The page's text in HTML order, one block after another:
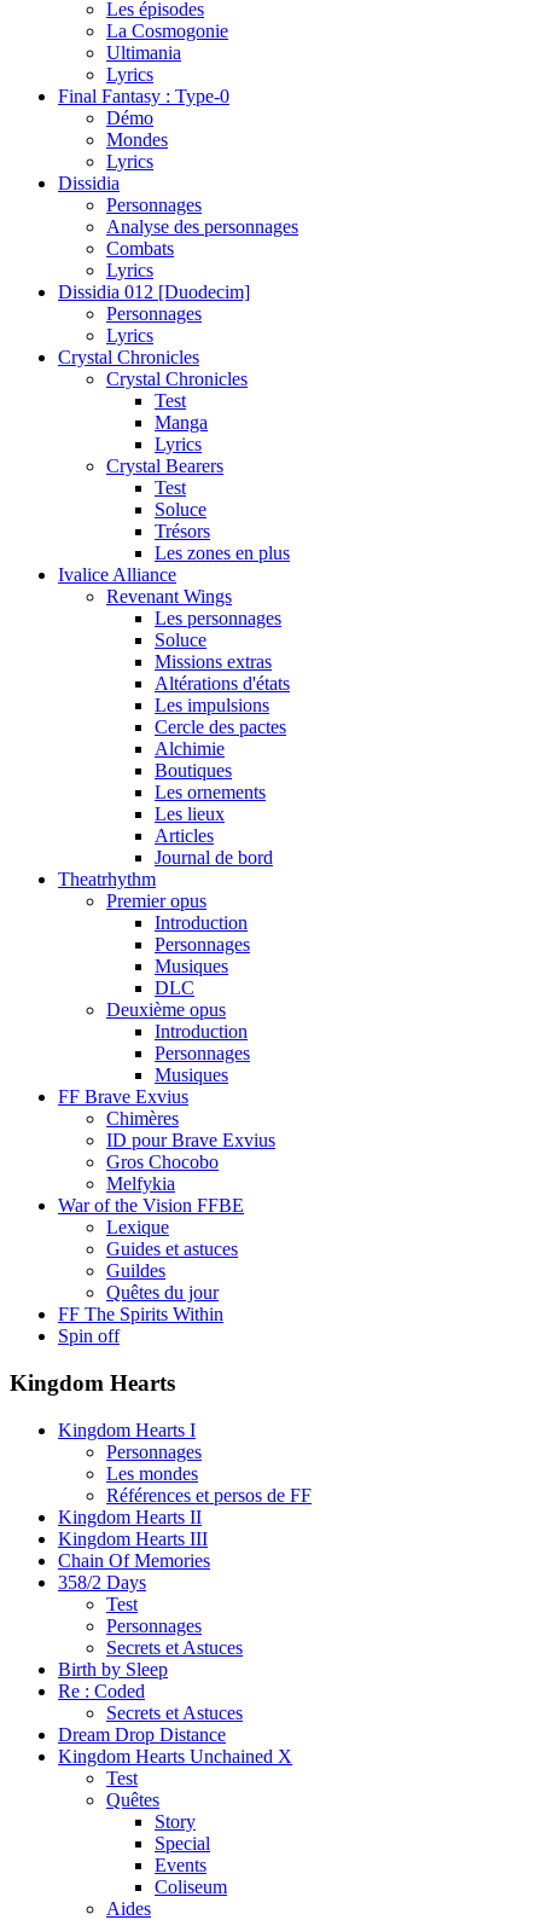
Les épisodes
La Cosmogonie
Ultimania
Lyrics
Final Fantasy : Type-0
Démo
Mondes
Lyrics
Dissidia
Personnages
Analyse des personnages
Combats
Lyrics
Dissidia 012 [Duodecim]
Personnages
Lyrics
Crystal Chronicles
Crystal Chronicles
Test
Manga
Lyrics
Crystal Bearers
Test
Soluce
Trésors
Les zones en plus
Ivalice Alliance
Revenant Wings
Les personnages
Soluce
Missions extras
Altérations d'états
Les impulsions
Cercle des pactes
Alchimie
Boutiques
Les ornements
Les lieux
Articles
Journal de bord
Theatrhythm
Premier opus
Introduction
Personnages
Musiques
DLC
Deuxième opus
Introduction
Personnages
Musiques
FF Brave Exvius
Chimères
ID pour Brave Exvius
Gros Chocobo
Melfykia
War of the Vision FFBE
Lexique
Guides et astuces
Guildes
Quêtes du jour
FF The Spirits Within
Spin off
Kingdom Hearts
Kingdom Hearts I
Personnages
Les mondes
Références et persos de FF
Kingdom Hearts II
Kingdom Hearts III
Chain Of Memories
358/2 Days
Test
Personnages
Secrets et Astuces
Birth by Sleep
Re : Coded
Secrets et Astuces
Dream Drop Distance
Kingdom Hearts Unchained X
Test
Quêtes
Story
Special
Events
Coliseum
Aides